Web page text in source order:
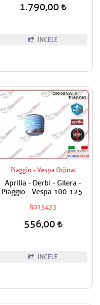
1.790,00
İNCELE
Piaggio - Vespa Orjinal
Aprilia - Derbi - Gilera -
Piaggio - Vespa 100-125-
500-800-850 Karter Tapası
B015433
556,00
İNCELE